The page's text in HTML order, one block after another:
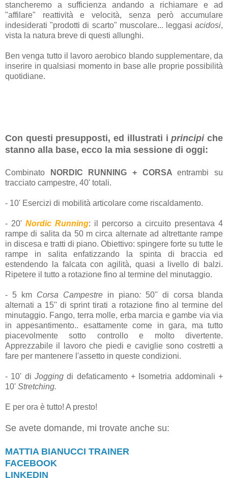
stancheremo a sufficienza andando a richiamare e ad
"affilare" reattività e velocità, senza però accumulare
indesiderati "prodotti di scarto" muscolare... leggasi acidosi,
vista la natura breve di questi allunghi.
Ben venga tutto il lavoro aerobico blando supplementare, da
inserire in qualsiasi momento in base alle proprie possibilità
quotidiane.
Con questi presupposti, ed illustrati iprincipiche
stanno alla base, ecco la mia sessione di oggi:
Combinato NORDIC RUNNING + CORSAentrambi su
tracciato campestre, 40' totali.
- 10' Esercizi di mobilità articolare come riscaldamento.
- 20' Nordic Running: il percorso a circuito presentava 4
rampe di salita da 50 m circa alternate ad altrettante rampe
in discesa e tratti di piano. Obiettivo: spingere forte su tutte le
rampe in salita enfatizzando la spinta di braccia ed
estendendo la falcata con agilità, quasi a livello di balzi.
Ripetere il tutto a rotazione fino al termine del minutaggio.
- 5 km Corsa Campestre in piano: 50'' di corsa blanda
alternati a 15'' di sprint tirati a rotazione fino al termine del
minutaggio. Fango, terra molle, erba marcia e gambe via via
in appesantimento.. esattamente come in gara, ma tutto
piacevolmente sotto controllo e molto divertente.
Apprezzabile il lavoro che piedi e caviglie sono costretti a
fare per mantenere l'assetto in queste condizioni.
- 10' di Jogging di defaticamento + Isometria addominali +
10' Stretching.
E per ora è tutto! A presto!
Se avete domande, mi trovate anche su:
MATTIA BIANUCCI TRAINER
FACEBOOK
LINKEDIN